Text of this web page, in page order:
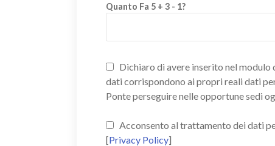
Quanto Fa 5 + 3 - 1?
Dichiaro di avere inserito nel
dati corrispondono ai propri reali dati
Ponte perseguire nelle opportune sedi
Acconsento al trattamento dei dati
[Privacy Policy]